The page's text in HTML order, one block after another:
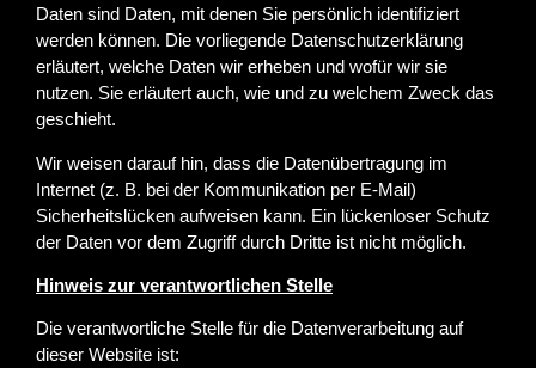
Daten sind Daten, mit denen Sie persönlich identifiziert
werden können. Die vorliegende Datenschutzerklärung
erläutert, welche Daten wir erheben und wofür wir sie
nutzen. Sie erläutert auch, wie und zu welchem Zweck das
geschieht.
Wir weisen darauf hin, dass die Datenübertragung im
Internet (z. B. bei der Kommunikation per E-Mail)
Sicherheitslücken aufweisen kann. Ein lückenloser Schutz
der Daten vor dem Zugriff durch Dritte ist nicht möglich.
Hinweis zur verantwortlichen Stelle
Die verantwortliche Stelle für die Datenverarbeitung auf
dieser Website ist: